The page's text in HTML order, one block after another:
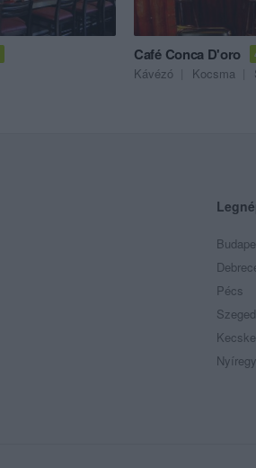
Café Conca D'oro
Kávézó Kocsma
Pécs
Szeged